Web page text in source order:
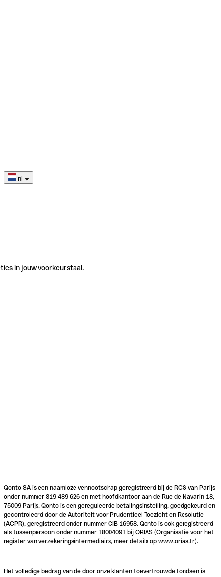
nl
in jouw voorkeurstaal.
Qonto SA is een naamloze vennootschap geregistreerd bij de RCS van Parijs
onder nummer 819 489 626 en met hoofdkantoor aan de Rue de Navarin 18,
75009 Parijs. Qonto is een gereguleerde betalingsinstelling, goedgekeurd en
gecontroleerd door de Autoriteit voor Prudentieel Toezicht en Resolutie
(ACPR), geregistreerd onder nummer CIB 16958. Qonto is ook geregistreerd
als tussenpersoon onder nummer 18004091 bij ORIAS (Organisatie voor het
register van verzekeringsintermediairs, meer details op www.orias.fr).
Het volledige bedrag van de door onze klanten toevertrouwde fondsen is